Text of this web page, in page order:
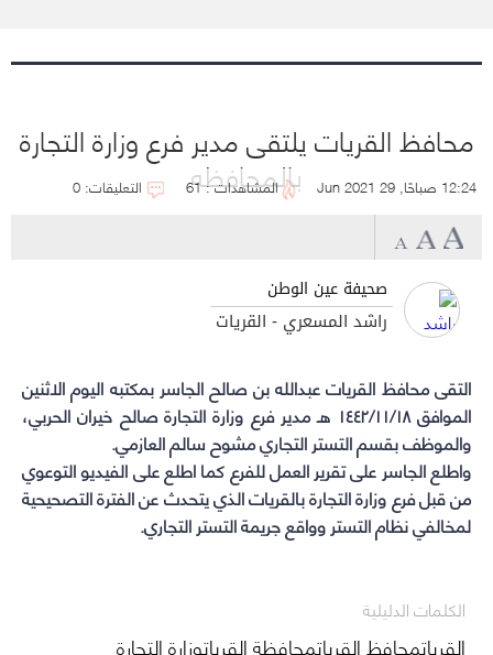
محافظ القريات يلتقى مدير فرع وزارة التجارة
بالمحافظه 12:24 صباحًا, 29 Jun 2021 المشاهدات : 61 التعليقات: 0
صحيفة عين الوطن
راشد المسعري - القريات
التقىمحافظ القريات عبدالله بن صالح الجاسر بمكتبه اليوم الاثنين
الموافق ١٤٤٢/١١/١٨ هـ مدير فرع وزارة التجارة صالح خيران الحربي،
والموظف بقسم التستر التجاري مشوح سالم العازمي.
واطلع الجاسر على تقرير العمل للفرع كما اطلع على الفيديو التوعوي
من قبل فرع وزارة التجارة بالقريات الذي يتحدث عن الفترة التصحيحية
لمخالفي نظام التستر وواقع جريمة التستر التجاري.
الكلمات الدليلية
القرياتمحافظ القرياتمحافظة القرياتوزارة التجارة